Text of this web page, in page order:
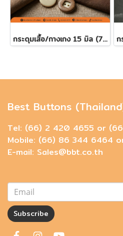
กระดุมเสื้อ/กางเกง 15 มิล (7เม็ด)
Best Buttons
Tel: (66) 2 420 4655 or
Mobile: (66) 86 344 6464
E-mail: Sales@bbt.co.th
Subscribe